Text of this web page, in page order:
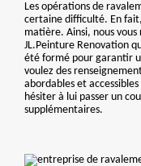
Les opérations de
certaine difficulté. En
matière. Ainsi, nous vous
JL.Peinture Renovation
été formé pour garantir
voulez des
abordables et
hésiter à lui passer un
supplémentaires.